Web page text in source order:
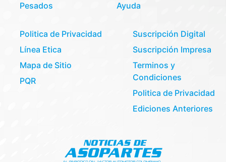
Pesados
Ayuda
Politica de Privacidad
Línea Etica
Mapa de Sitio
PQR
Suscripción Digital
Suscripción Impresa
Terminos y
Condiciones
Politica de Privacidad
Ediciones Anteriores